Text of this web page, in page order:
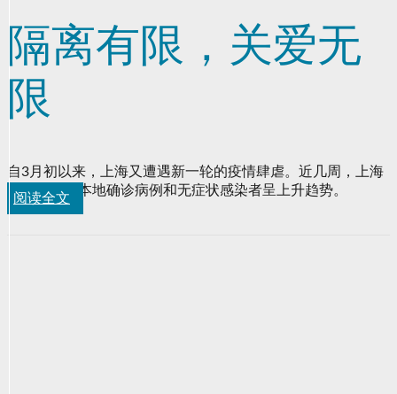
隔离有限，关爱无
限
自3月初以来，上海又遭遇新一轮的疫情肆虐。近几周，上海
市每日新增本地确诊病例和无症状感染者呈上升趋势。
阅读全文